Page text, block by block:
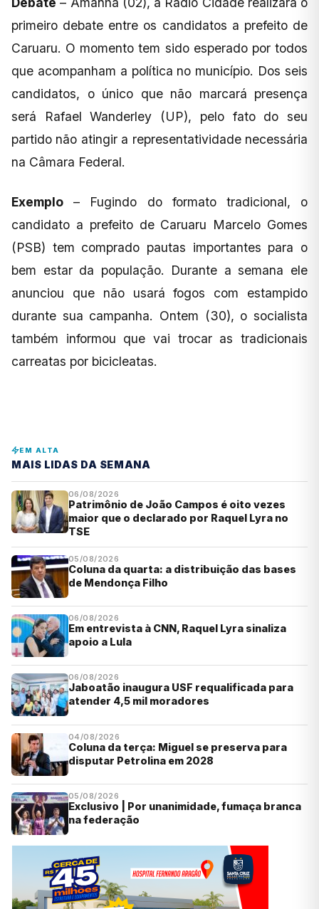
primeiro debate entre os candidatos a prefeito de
Caruaru. O momento tem sido esperado por todos
que acompanham a política no município. Dos seis
candidatos, o único que não marcará presença
será Rafael Wanderley (UP), pelo fato do seu
partido não atingir a representatividade necessária
na Câmara Federal.
Exemplo – Fugindo do formato tradicional, o
candidato a prefeito de Caruaru Marcelo Gomes
(PSB) tem comprado pautas importantes para o
bem estar da população. Durante a semana ele
anunciou que não usará fogos com estampido
durante sua campanha. Ontem (30), o socialista
também informou que vai trocar as tradicionais
carreatas por bicicleatas.
EM ALTA
MAIS LIDAS DA SEMANA
06/08/2026
Patrimônio de João Campos é oito vezes
maior que o declarado por Raquel Lyra no
TSE
05/08/2026
Coluna da quarta: a distribuição das bases
de Mendonça Filho
06/08/2026
Em entrevista à CNN, Raquel Lyra sinaliza
apoio a Lula
06/08/2026
Jaboatão inaugura USF requalificada para
atender 4,5 mil moradores
04/08/2026
Coluna da terça: Miguel se preserva para
disputar Petrolina em 2028
05/08/2026
Exclusivo | Por unanimidade, fumaça branca
na federação